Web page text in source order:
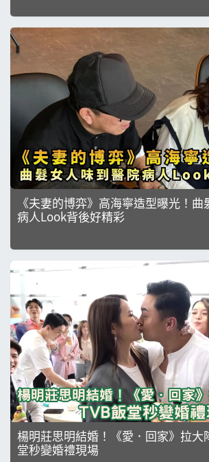
《夫妻的博弈》高海寧造型曝光！
病人Look背後好精彩
楊明莊思明結婚！《愛．回家》拉大
堂秒變婚禮現場